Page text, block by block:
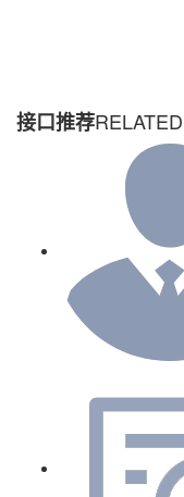
接口推荐RELATED